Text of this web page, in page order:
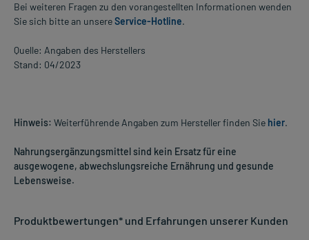
Bei weiteren Fragen zu den vorangestellten Informationen wenden
Sie sich bitte an unsereService-Hotline.
Quelle: Angaben des Herstellers
Stand: 04/2023
Hinweis: Weiterführende Angaben zum Hersteller finden Sie hier.
Nahrungsergänzungsmittel sind kein Ersatz für eine
ausgewogene, abwechslungsreiche Ernährung und gesunde
Lebensweise.
Produktbewertungen* und Erfahrungen unserer Kunden